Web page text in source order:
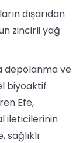
dışarıdan
zincirli yağ
depolanma ve
biyoaktif
Efe,
ileticilerinin
sağlıklı